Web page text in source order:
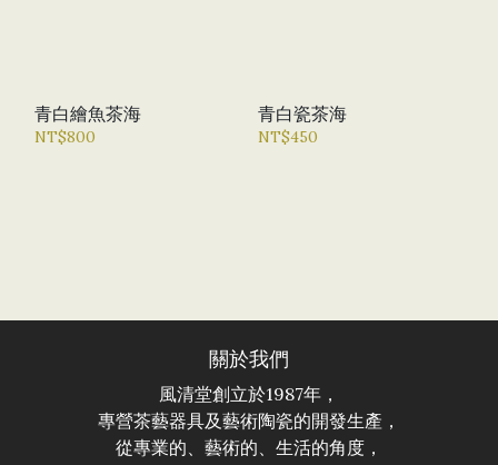
青白繪魚茶海
NT$800
青白瓷茶海
NT$450
關於我們
風清堂創立於1987年，
專營茶藝器具及藝術陶瓷的開發生產，
從專業的、藝術的、生活的角度，